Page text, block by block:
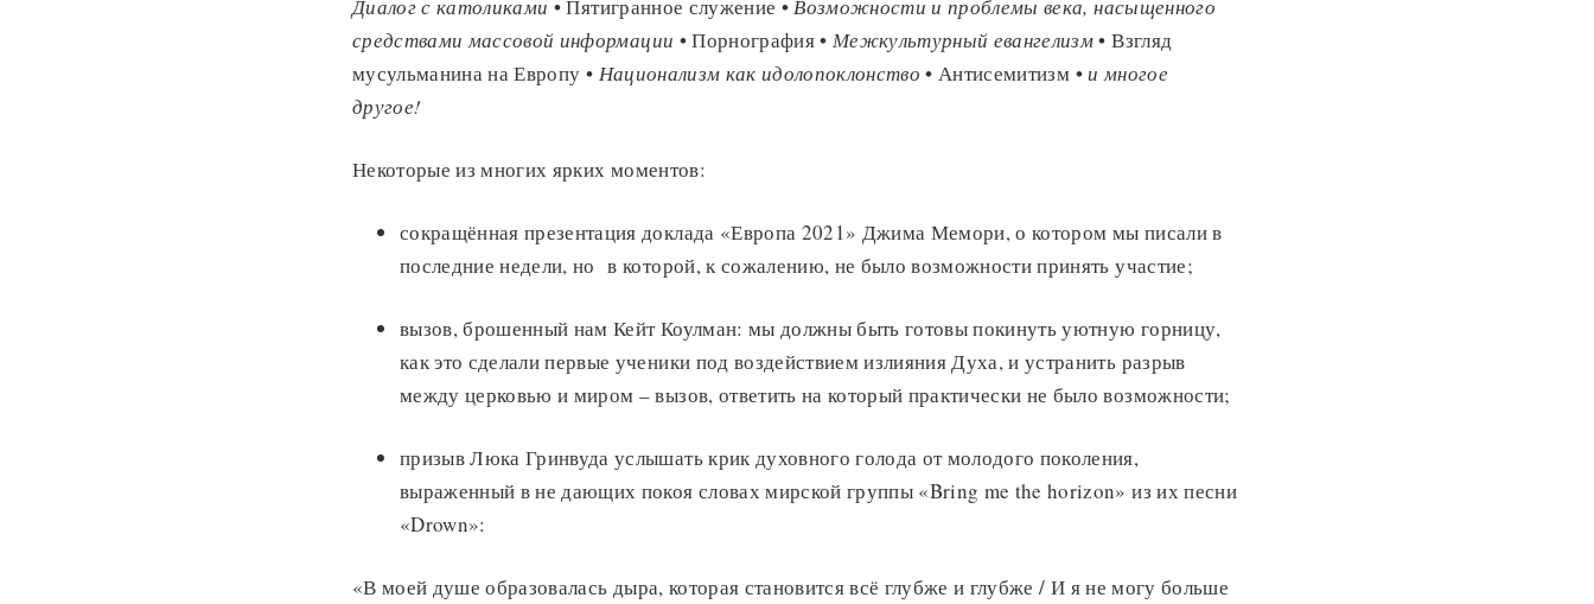
Диалог с католиками • Пятигранное служение •Возможности и проблемы века, насыщенного
средствами массовой информации • Порнография • Межкультурный евангелизм• Взгляд
мусульманина на Европу • Национализм как идолопоклонство • Антисемитизм •и многое
другое!
Некоторые из многих ярких моментов:
сокращённая презентация доклада «Европа 2021» Джима Мемори, о котором мы писали в
последние недели, но в которой, к сожалению, не было возможности принять участие;
вызов, брошенный нам Кейт Коулман: мы должны быть готовы покинуть уютную горницу,
как это сделали первые ученики под воздействием излияния Духа, и устранить разрыв
между церковью и миром – вызов, ответить на который практически не было возможности;
призыв Люка Гринвуда услышать крик духовного голода от молодого поколения,
выраженный в не дающих покоя словах мирской группы «Bring me the horizon» из их песни
«Drown»:
«В моей душе образовалась дыра, которая становится всё глубже и глубже / И я не могу больше